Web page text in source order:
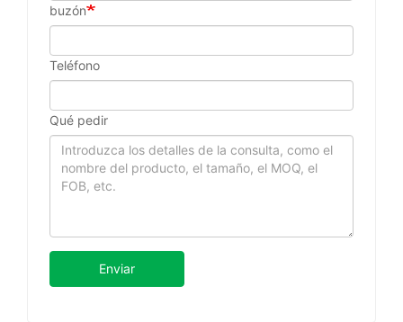
buzón
Teléfono
Qué pedir
Enviar